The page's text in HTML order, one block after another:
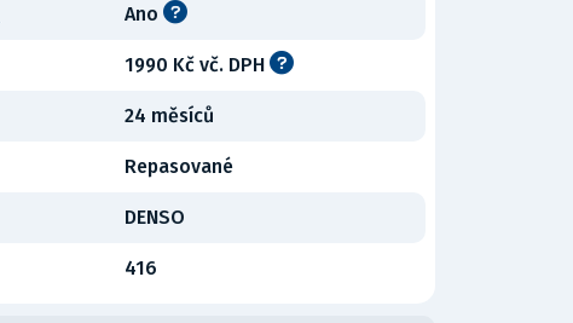
Ano
1990 Kč vč. DPH
24 měsíců
Repasované
DENSO
416